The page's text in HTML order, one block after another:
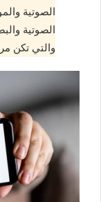
الصوتية
الصوتية
والتي تكن